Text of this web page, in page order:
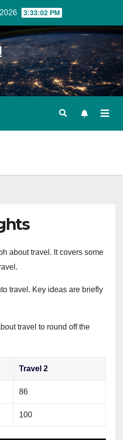
3:33:04 PM
about travel. It covers some
travel. Key ideas are briefly
travel to round off the
Travel 2
86
100